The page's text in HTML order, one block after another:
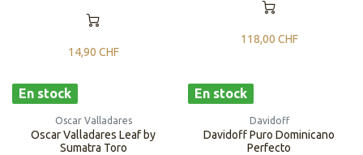
14,90 CHF
118,00 CHF
En stock
Oscar Valladares
Oscar Valladares Leaf by
Sumatra Toro
En stock
Davidoff
Davidoff Puro Dominicano
Perfecto